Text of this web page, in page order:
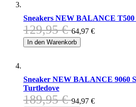
Sneakers NEW BALANCE T500
129,95 € 64,97 €
In den Warenkorb
Sneaker NEW BALANCE 9060
Turtledove
189,95 € 94,97 €